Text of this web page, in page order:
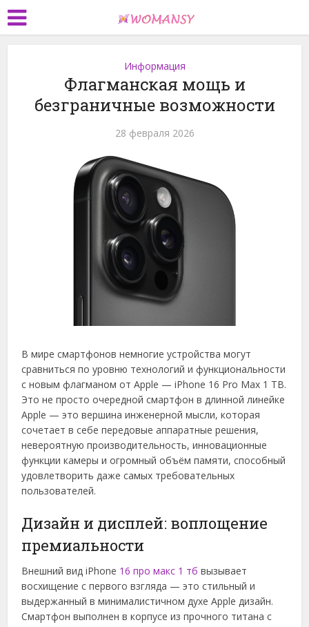
Информация
Флагманская мощь и
безграничные возможности
28 февраля 2026
В мире смартфонов немногие устройства могут
сравниться по уровню технологий и функциональности
с новым флагманом от Apple — iPhone 16 Pro Max 1 TB.
Это не просто очередной смартфон в длинной линейке
Apple — это вершина инженерной мысли, которая
сочетает в себе передовые аппаратные решения,
невероятную производительность, инновационные
функции камеры и огромный объём памяти, способный
удовлетворить даже самых требовательных
пользователей.
Дизайн и дисплей: воплощение
премиальности
Внешний вид iPhone 16 про макс 1 тб вызывает
восхищение с первого взгляда — это стильный и
выдержанный в минималистичном духе Apple дизайн.
Смартфон выполнен в корпусе из прочного титана с